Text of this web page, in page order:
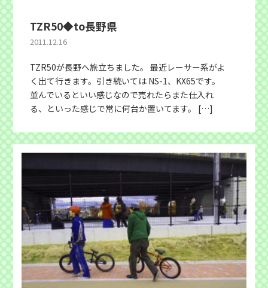
TZR50◆to長野県
2011.12.16
TZR50が長野へ旅立ちました。 最近レーサー系がよ
く出て行きます。引き続いては NS-1、KX65です。
並んでいるといい感じなので売れたらまた仕入れ
る、といった感じで常に何台か置いてます。 […]